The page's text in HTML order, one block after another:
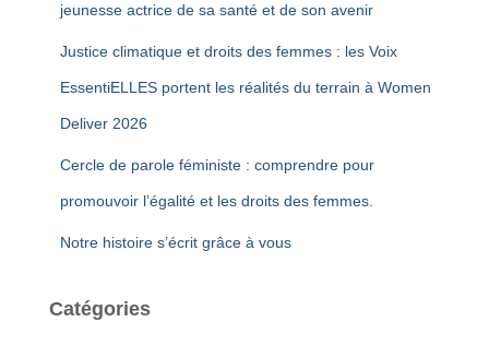
jeunesse actrice de sa santé et de son avenir
Justice climatique et droits des femmes : les Voix
EssentiELLES portent les réalités du terrain à Women
Deliver 2026
Cercle de parole féministe : comprendre pour
promouvoir l’égalité et les droits des femmes.
Notre histoire s’écrit grâce à vous
Catégories